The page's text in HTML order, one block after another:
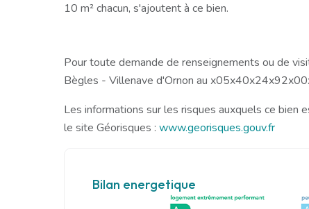
10 m² chacun, s'ajoutent à ce bien.
Pour toute demande de renseignements ou de
Bègles - Villenave d'Ornon au
Les informations sur les risques auxquels ce bien
le site Géorisques : www.georisques.gouv.fr
Bilan energetique